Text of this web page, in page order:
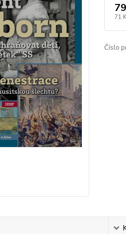
71
Číslo